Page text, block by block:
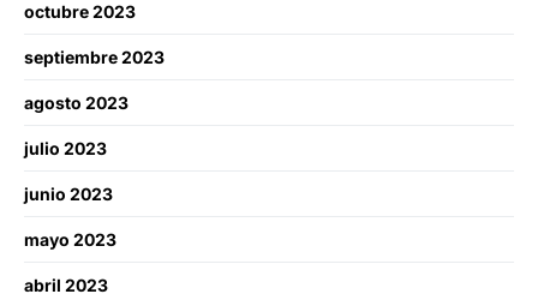
octubre 2023
septiembre 2023
agosto 2023
julio 2023
junio 2023
mayo 2023
abril 2023